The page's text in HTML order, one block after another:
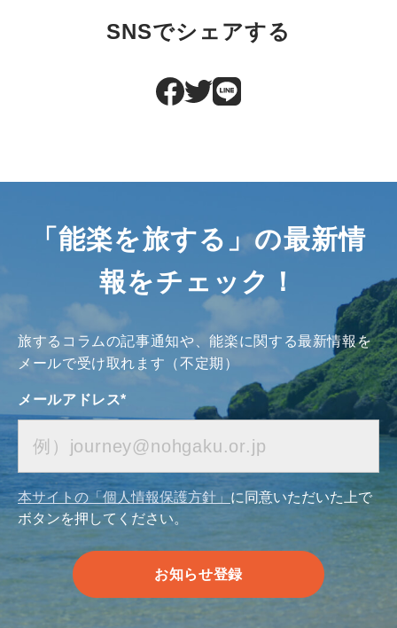
SNSでシェアする
「能楽を旅する」の最新情
報をチェック！
旅するコラムの記事通知や、能楽に関する最新情報を
メールで受け取れます（不定期）
メールアドレス*
本サイトの「個人情報保護方針」に同意いただいた上で
ボタンを押してください。